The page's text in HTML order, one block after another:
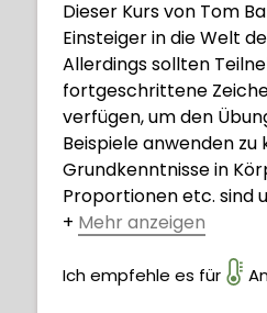
Dieser Kurs von Tom
Einsteiger in die Welt
Allerdings sollten
fortgeschrittene
verfügen, um den
Beispiele anwenden zu
Grundkenntnisse in
Proportionen etc. sind
+ Mehr anzeigen
konzentriert sich
Ich empfehle es für